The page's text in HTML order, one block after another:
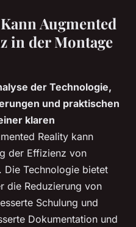
Augmented
in der Montage
der Technologie,
und praktischen
klaren
Reality kann
der Effizienz von
Die Technologie bietet
die Reduzierung von
Schulung und
Dokumentation und